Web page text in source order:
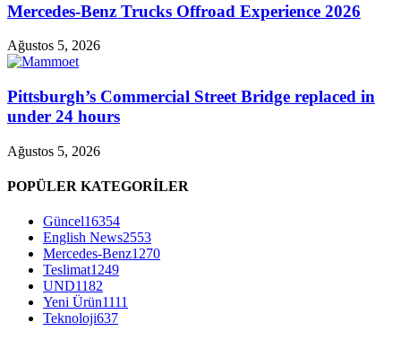
Mercedes-Benz Trucks Offroad Experience 2026
Ağustos 5, 2026
Pittsburgh’s Commercial Street Bridge replaced in
under 24 hours
Ağustos 5, 2026
POPÜLER KATEGORİLER
Güncel16354
English News2553
Mercedes-Benz1270
Teslimat1249
UND1182
Yeni Ürün1111
Teknoloji637